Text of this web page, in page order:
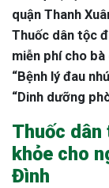
quận Thanh
Thuốc dân tộc
miễn phí cho
“Bệnh lý đau
“Dinh dưỡng
Thuốc
khỏe cho
Đình